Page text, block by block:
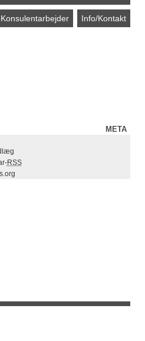
Konsulentarbejder Info/Kontakt
META
RSS